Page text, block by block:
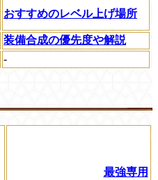
おすすめのレベル上げ場所
装備合成の優先度や解説
-
最強専用